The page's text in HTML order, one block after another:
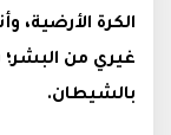
الكرة الأرضية،
غيري من البشر؛
بالشيطان.